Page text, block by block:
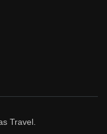
Travel.